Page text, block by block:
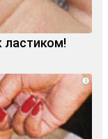
ластиком!
i